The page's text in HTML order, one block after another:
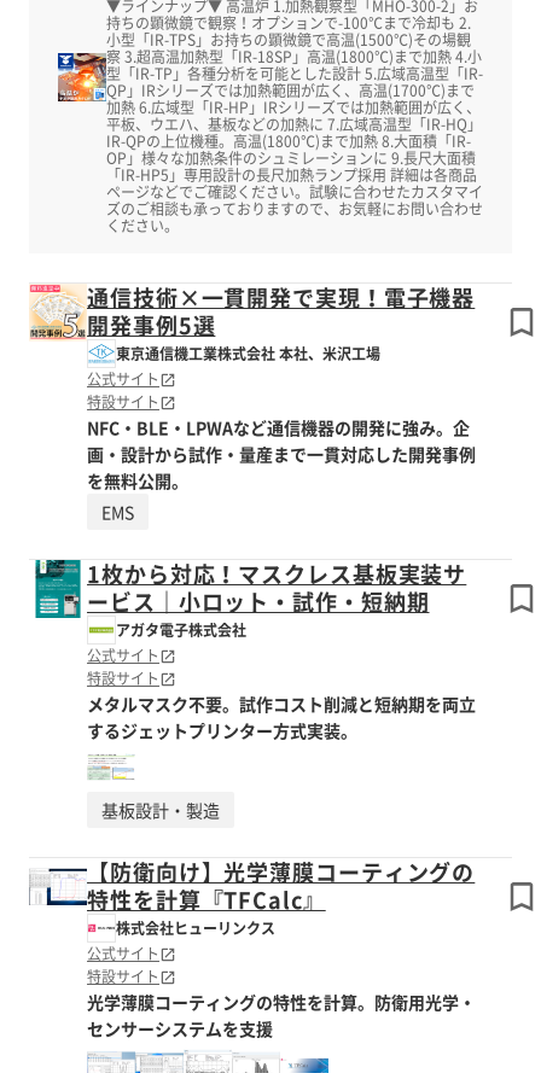
▼ラインナップ▼ 高温炉 1.加熱観察型「MHO-300-2」お
持ちの顕微鏡で観察！オプションで-100℃まで冷却も 2.
小型「IR-TPS」お持ちの顕微鏡で高温(1500℃)その場観
察 3.超高温加熱型「IR-18SP」高温(1800℃)まで加熱 4.小
型「IR-TP」各種分析を可能とした設計 5.広域高温型「IR-
QP」IRシリーズでは加熱範囲が広く、高温(1700℃)まで
加熱 6.広域型「IR-HP」IRシリーズでは加熱範囲が広く、
平板、ウエハ、基板などの加熱に 7.広域高温型「IR-HQ」
IR-QPの上位機種。高温(1800℃)まで加熱 8.大面積「IR-
OP」様々な加熱条件のシュミレーションに 9.長尺大面積
「IR-HP5」専用設計の長尺加熱ランプ採用 詳細は各商品
ページなどでご確認ください。試験に合わせたカスタマイ
ズのご相談も承っておりますので、お気軽にお問い合わせ
ください。
通信技術×一貫開発で実現！電子機器
開発事例5選
東京通信機工業株式会社 本社、米沢工場
公式サイト
特設サイト
NFC・BLE・LPWAなど通信機器の開発に強み。企
画・設計から試作・量産まで一貫対応した開発事例
を無料公開。
EMS
1枚から対応！マスクレス基板実装サ
ービス｜小ロット・試作・短納期
アガタ電子株式会社
公式サイト
特設サイト
メタルマスク不要。試作コスト削減と短納期を両立
するジェットプリンター方式実装。
基板設計・製造
【防衛向け】光学薄膜コーティングの
特性を計算『TFCalc』
株式会社ヒューリンクス
公式サイト
特設サイト
光学薄膜コーティングの特性を計算。防衛用光学・
センサーシステムを支援